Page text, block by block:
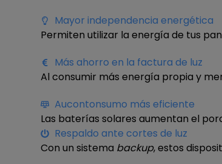
Mayor independencia energética
Permiten utilizar la energía de tus
Más ahorro en la factura de luz
Al consumir más energía propia y
Aucontonsumo más eficiente
Las baterías solares aumentan el
Respaldo ante cortes de luz
Con un sistema backup, estos